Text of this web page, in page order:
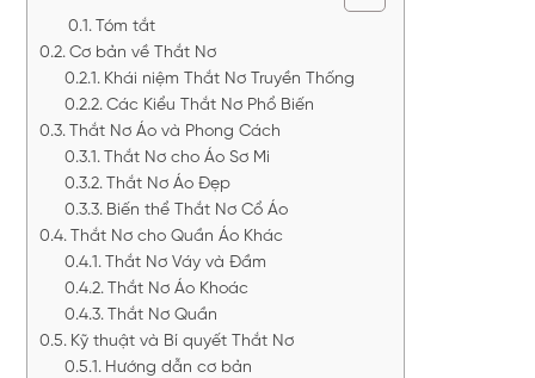
Tóm tắt
Cơ bản về Thắt Nơ
Khái niệm Thắt Nơ Truyền Thống
Các Kiểu Thắt Nơ Phổ Biến
Thắt Nơ Áo và Phong Cách
Thắt Nơ cho Áo Sơ Mi
Thắt Nơ Áo Đẹp
Biến thể Thắt Nơ Cổ Áo
Thắt Nơ cho Quần Áo Khác
Thắt Nơ Váy và Đầm
Thắt Nơ Áo Khoác
Thắt Nơ Quần
Kỹ thuật và Bí quyết Thắt Nơ
Hướng dẫn cơ bản